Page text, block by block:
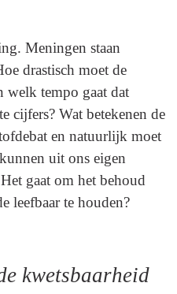
Meningen staan
drastisch moet de
welk tempo gaat dat
cijfers? Wat betekenen de
en natuurlijk moet
uit ons eigen
gaat om het behoud
leefbaar te houden?
kwetsbaarheid